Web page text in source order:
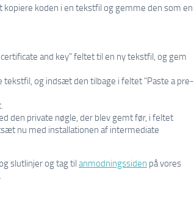
koden i en tekstfil og gemme den som en
and key" feltet til en ny tekstfil, og gem
tekstfil, og indsæt den tilbage i feltet "Paste a pre-
den private nøgle, der blev gemt før, i feltet
nu med installationen af intermediate
slutlinjer og tag til anmodningssiden på vores